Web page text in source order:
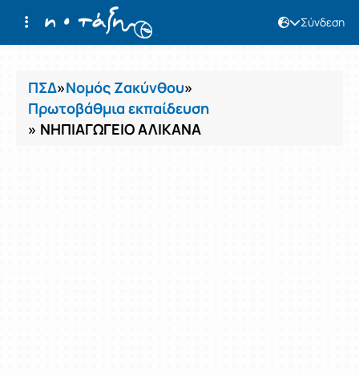
Σύνδεση
Μαθήματα
ΠΣΔ»Νομός Ζακύνθου»
Πρωτοβάθμια εκπαίδευση
» ΝΗΠΙΑΓΩΓΕΙΟ ΑΛΙΚΑΝΑ